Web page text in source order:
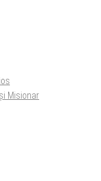
Misionar